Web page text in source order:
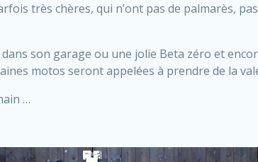
très chères, qui n’ont pas de palmarès,
son garage ou une jolie Beta zéro et
motos seront appelées à prendre de la
…